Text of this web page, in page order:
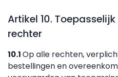
Artikel 10.
rechter
10.1Op alle rechten,
bestellingen en